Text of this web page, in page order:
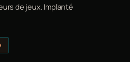
de jeux. Implanté